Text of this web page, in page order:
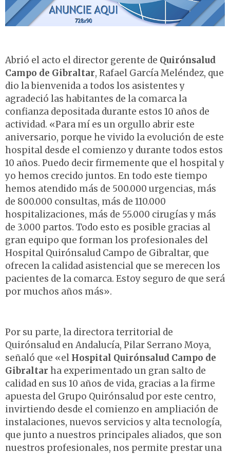
Abrió el acto el director gerente de Quirónsalud
Campo de Gibraltar, Rafael García Meléndez, que
dio la bienvenida a todos los asistentes y
agradeció las habitantes de la comarca la
confianza depositada durante estos 10 años de
actividad. «Para mí es un orgullo abrir este
aniversario, porque he vivido la evolución de este
hospital desde el comienzo y durante todos estos
10 años. Puedo decir firmemente que el hospital y
yo hemos crecido juntos. En todo este tiempo
hemos atendido más de 500.000 urgencias, más
de 800.000 consultas, más de 110.000
hospitalizaciones, más de 55.000 cirugías y más
de 3.000 partos. Todo esto es posible gracias al
gran equipo que forman los profesionales del
Hospital Quirónsalud Campo de Gibraltar, que
ofrecen la calidad asistencial que se merecen los
pacientes de la comarca. Estoy seguro de que será
por muchos años más».
Por su parte, la directora territorial de
Quirónsalud en Andalucía, Pilar Serrano Moya,
señaló que «el Hospital Quirónsalud Campo de
Gibraltar ha experimentado un gran salto de
calidad en sus 10 años de vida, gracias a la firme
apuesta del Grupo Quirónsalud por este centro,
invirtiendo desde el comienzo en ampliación de
instalaciones, nuevos servicios y alta tecnología,
que junto a nuestros principales aliados, que son
nuestros profesionales, nos permite prestar una